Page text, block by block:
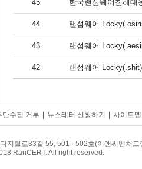
45 한국랜섬웨어침해
44 랜섬웨어
43 랜섬웨어
42 랜섬웨어
단수집 거부 뉴스레터 신청하기 사이트맵
지털로33길 55, 501 · 502호(이앤씨벤처드
RanCERT. All right reserved.